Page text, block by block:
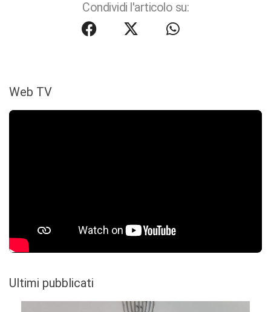
Condividi l'articolo su:
Web TV
Ultimi pubblicati